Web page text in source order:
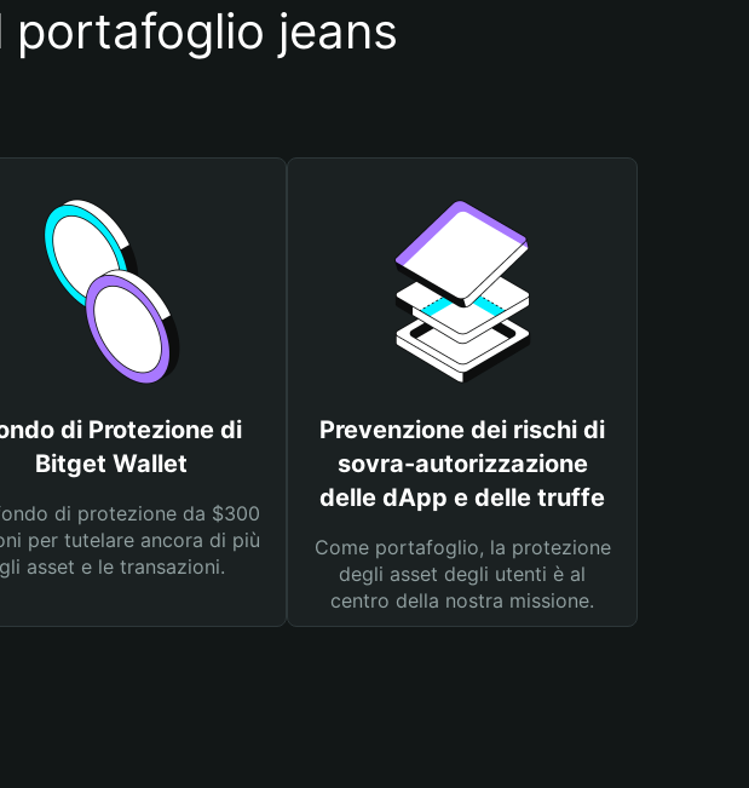
portafoglio jeans
di Protezione di
Bitget Wallet
di protezione da $300
per tutelare ancora di più
gli asset e le transazioni.
Prevenzione dei rischi di
sovra-autorizzazione
delle dApp e delle truffe
Come portafoglio, la protezione
degli asset degli utenti è al
centro della nostra missione.